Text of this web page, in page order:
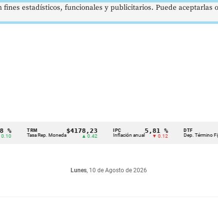
TRM
Tasa Rep. Moneda
$4178,23
▲ 0.42
IPC
Inflación anual
5,81 %
▼ 0.12
DTF
Dep. Término Fijo
Lunes, 10 de Agosto de 2026
estadísticos, funcionales y publicitarios. Puede aceptarlas